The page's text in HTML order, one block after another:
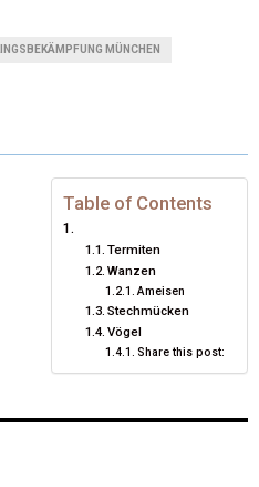
R D
I
MÜNCHEN
Table of Contents
Termiten
Wanzen
Ameisen
Stechmücken
Vögel
Share this post: